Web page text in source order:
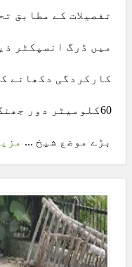
تفصیلات کے مطابق
میں ڈرگ انسپکٹر
کارکردگی دکھانے
60کلومیٹر دور
بڑے موضع شیخ ...